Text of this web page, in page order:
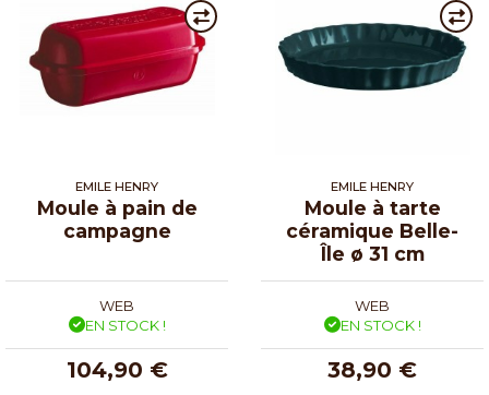
EMILE HENRY
Moule à pain de
campagne
WEB
EN STOCK !
104,90 €
EMILE HENRY
Moule à tarte
céramique Belle-
Île ø 31 cm
WEB
EN STOCK !
38,90 €